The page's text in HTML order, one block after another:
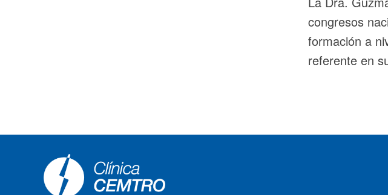
congresos
formación a
referente en